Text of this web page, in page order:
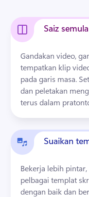
Saiz
Gandakan video,
tempatkan klip
pada garis masa.
dan peletakan
terus dalam
Suaikan
Bekerja lebih
pelbagai templat
dengan baik dan